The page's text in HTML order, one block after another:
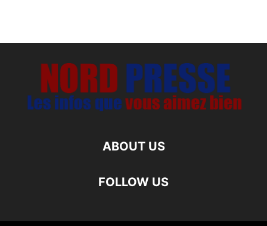
ABOUT US
FOLLOW US